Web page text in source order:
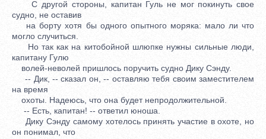
С другой стороны, капитан Гуль не мог покинуть свое
судно, не оставив
на борту хотя бы одного опытного моряка: мало ли что
могло случиться.
Но так как на китобойной шлюпке нужны сильные люди,
капитану Гулю
волей-неволей пришлось поручить судно Дику Сэнду.
-- Дик, -- сказал он, -- оставляю тебя своим заместителем
на время
охоты. Надеюсь, что она будет непродолжительной.
-- Есть, капитан! -- ответил юноша.
Дику Сэнду самому хотелось принять участие в охоте, но
он понимал, что